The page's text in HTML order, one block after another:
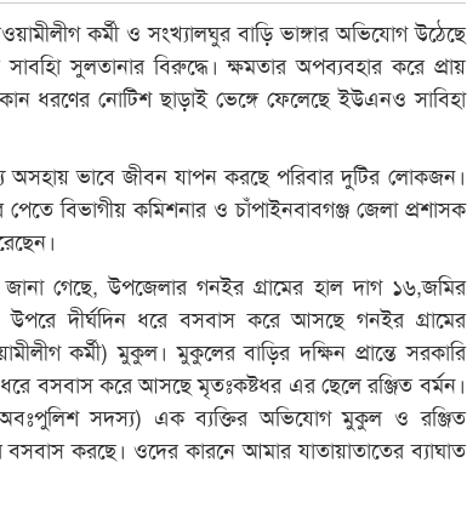
কর্মী ও সংখ্যালঘুর বাড়ি ভাঙ্গার অভিযোগ উঠেছে
সুলতানার বিরুদ্ধে। ক্ষমতার অপব্যবহার করে প্রায়
ধরণের নোটিশ ছাড়াই ভেঙ্গে ফেলেছে ইউএনও সাবিহা
ভাবে জীবন যাপন করছে পরিবার দুটির লোকজন।
পেতে বিভাগীয় কমিশনার ও চাঁপাইনবাবগঞ্জ জেলা প্রশাসক
জানা গেছে, উপজেলার গনইর গ্রামের হাল দাগ ১৬,জমির
দীর্ঘদিন ধরে বসবাস করে আসছে গনইর গ্রামের
কর্মী) মুকুল। মুকুলের বাড়ির দক্ষিন প্রান্তে সরকারি
বসবাস করে আসছে মৃতঃকষ্টধর এর ছেলে রঞ্জিত বর্মন।
সদস্য) এক ব্যক্তির অভিযোগ মুকুল ও রঞ্জিত
বসবাস করছে। ওদের কারনে আমার যাতায়াতাতের ব্যাঘাত